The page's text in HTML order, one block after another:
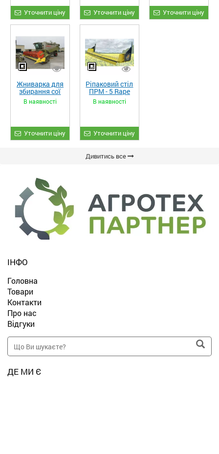
Уточнити ціну Уточнити ціну Уточнити ціну
Жниварка для
збирання сої
та гороху
«ETTARO»
В наявності
Уточнити ціну
Ріпаковий стіл
ПРМ - 5 Rape
Fiore
В наявності
Уточнити ціну
Дивитись все
ІНФО
Головна
Товари
Контакти
Про нас
Відгуки
ДЕ МИ Є